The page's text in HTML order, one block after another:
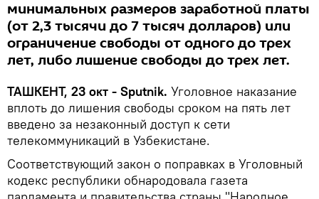
минимальных размеров заработной платы
(от 2,3 тысячи до 7 тысяч долларов) или
ограничение свободы от одного до трех
лет, либо лишение свободы до трех лет.
ТАШКЕНТ, 23 окт - Sputnik. Уголовное наказание
вплоть до лишения свободы сроком на пять лет
введено за незаконный доступ к сети
телекоммуникаций в Узбекистане.
Соответствующий закон о поправках в Уголовный
кодекс республики обнародовала газета